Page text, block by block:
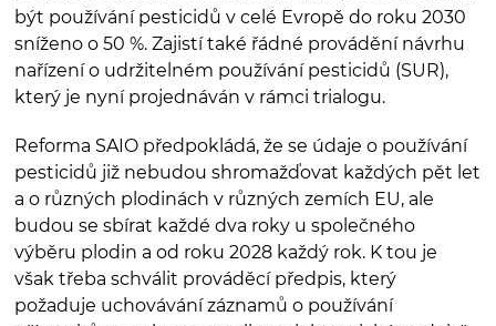
být používání pesticidů v celé Evropě do roku 2030
sníženo o 50 %. Zajistí také řádné provádění návrhu
nařízení o udržitelném používání pesticidů (SUR),
který je nyní projednáván v rámci trialogu.
Reforma SAIO předpokládá, že se údaje o používání
pesticidů již nebudou shromažďovat každých pět let
a o různých plodinách v různých zemích EU, ale
budou se sbírat každé dva roky u společného
výběru plodin a od roku 2028 každý rok. K tou je
však třeba schválit prováděcí předpis, který
požaduje uchovávání záznamů o používání